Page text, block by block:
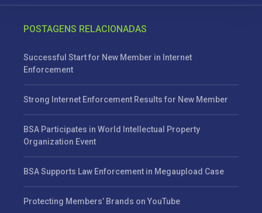
POSTAGENS RELACIONADAS
Successful Start for New Member in Internet
Enforcement
Strong Internet Enforcement Results for New Member
BSA Participates in World Intellectual Property
Organization Event
BSA Supports Law Enforcement in Megaupload Case
Protecting Members’ Brands on YouTube